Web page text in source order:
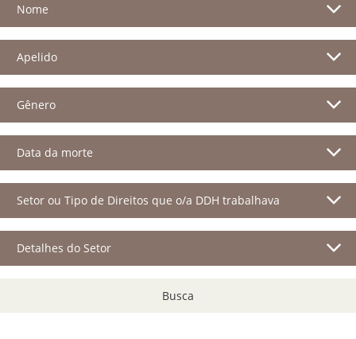
Nome
Apelido
Gênero
Data da morte
Setor ou Tipo de Direitos que o/a DDH trabalhava
Detalhes do Setor
Busca